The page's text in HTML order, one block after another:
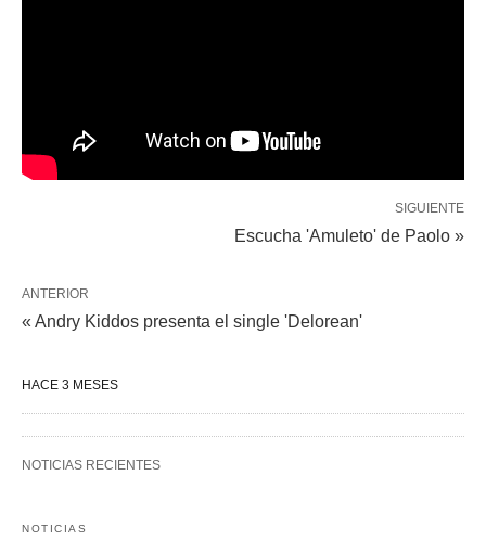
SIGUIENTE
Escucha 'Amuleto' de Paolo »
ANTERIOR
« Andry Kiddos presenta el single 'Delorean'
HACE 3 MESES
NOTICIAS RECIENTES
NOTICIAS